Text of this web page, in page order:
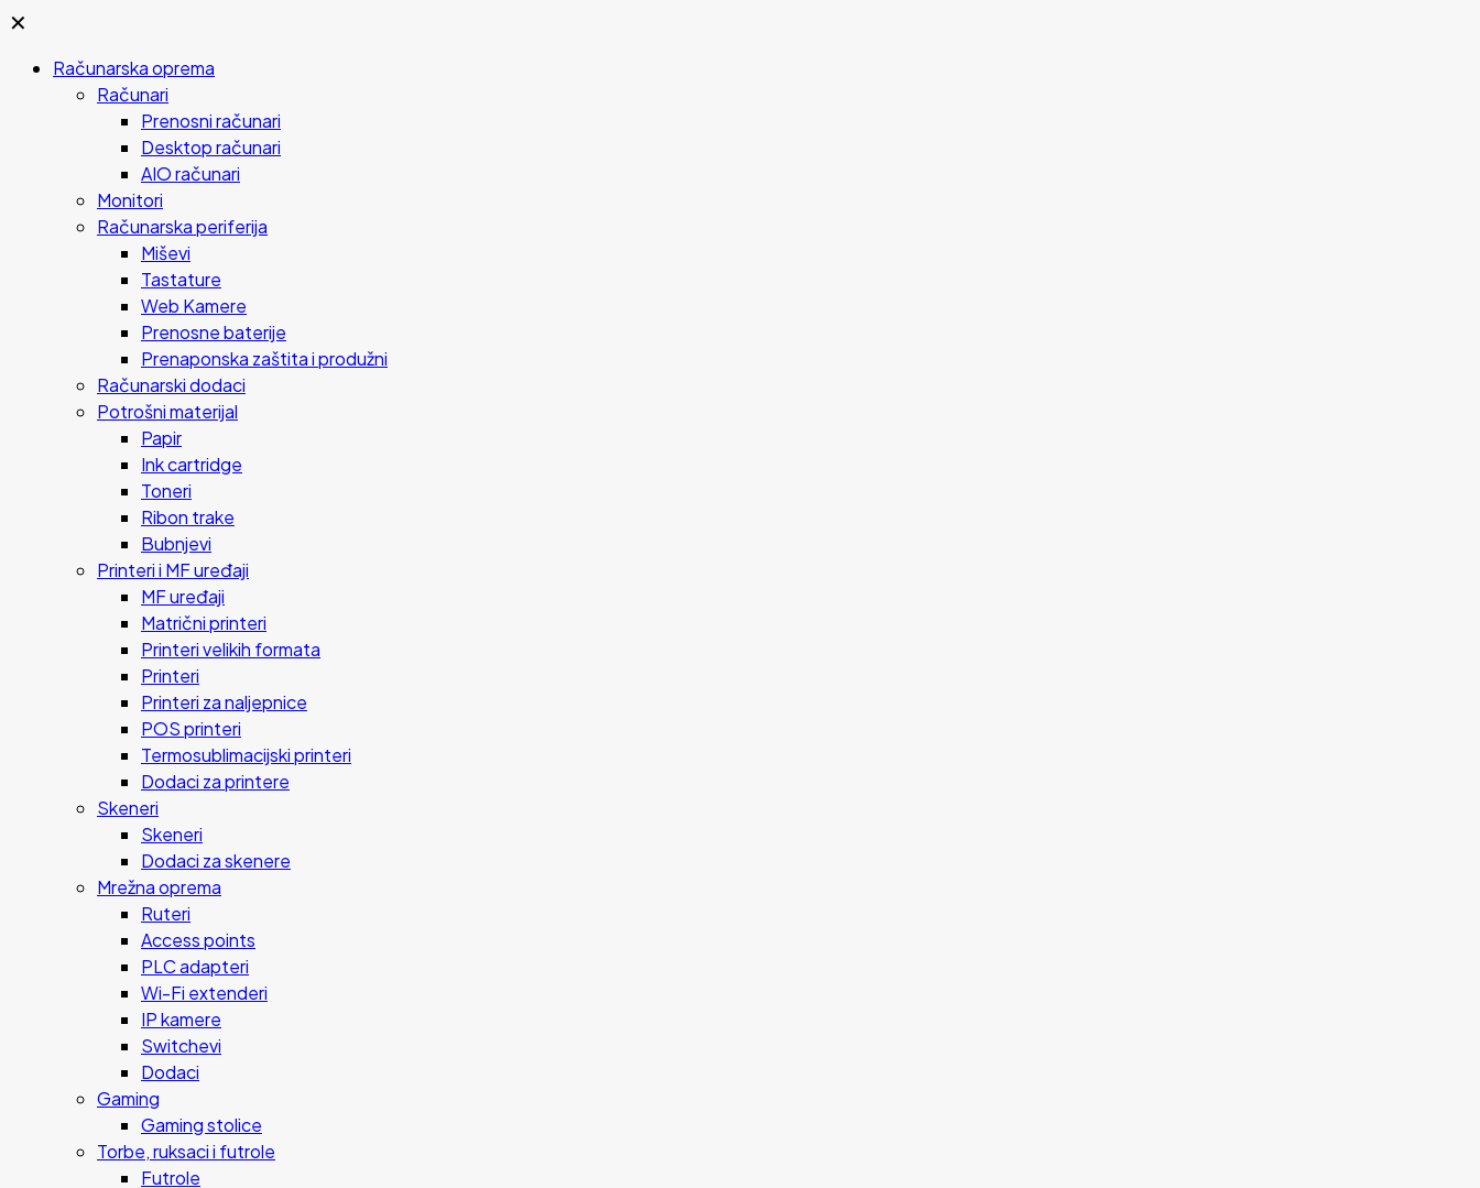
✕
Računarska oprema
Računari
Prenosni računari
Desktop računari
AIO računari
Monitori
Računarska periferija
Miševi
Tastature
Web Kamere
Prenosne baterije
Prenaponska zaštita i produžni
Računarski dodaci
Potrošni materijal
Papir
Ink cartridge
Toneri
Ribon trake
Bubnjevi
Printeri i MF uređaji
MF uređaji
Matrični printeri
Printeri velikih formata
Printeri
Printeri za naljepnice
POS printeri
Termosublimacijski printeri
Dodaci za printere
Skeneri
Skeneri
Dodaci za skenere
Mrežna oprema
Ruteri
Access points
PLC adapteri
Wi-Fi extenderi
IP kamere
Switchevi
Dodaci
Gaming
Gaming stolice
Torbe, ruksaci i futrole
Futrole